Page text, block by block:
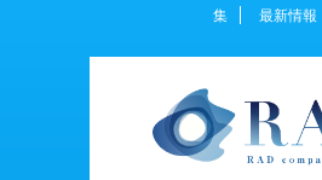
集
最新情報